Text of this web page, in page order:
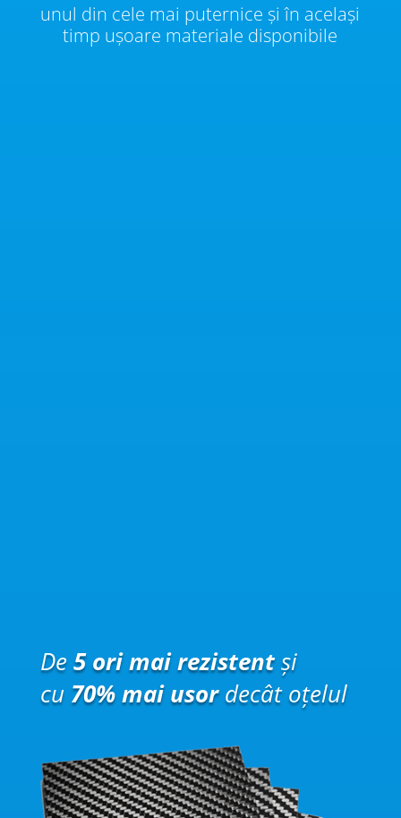
unul din cele mai puternice și în același
timp ușoare materiale disponibile
De5 ori mai rezistentși
cu 70% mai usordecât oțelul